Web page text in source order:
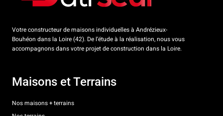
Votre constructeur de maisons individuelles à Andrézieux-
Bouhéon dans la Loire (42). De l’étude à la réalisation, nous vous
accompagnons dans votre projet de construction dans la Loire.
Maisons et Terrains
Nos maisons + terrains